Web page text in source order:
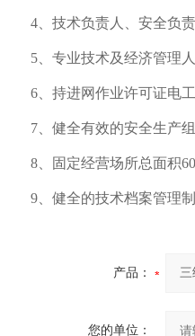
4、技术负责人、安全负
5、专业技术及经济管理
6、持进网作业许可证电
7、健全有效的安全生产
8、固定经营场所总面积
9、健全的技术档案管理
产品：
您的单位：